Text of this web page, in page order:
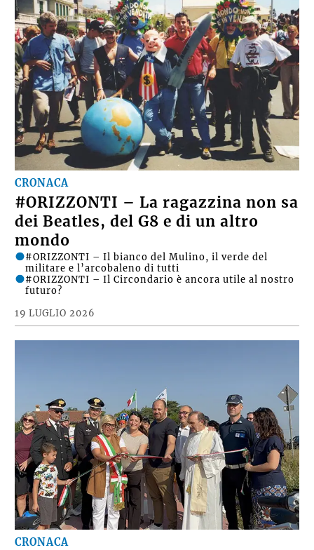
CRONACA
#ORIZZONTI – La ragazzina non sa
dei Beatles, del G8 e di un altro
mondo
19 LUGLIO 2026
#ORIZZONTI – Il bianco del Mulino, il verde del
militare e l’arcobaleno di tutti
#ORIZZONTI – Il Circondario è ancora utile al nostro
futuro?
CRONACA